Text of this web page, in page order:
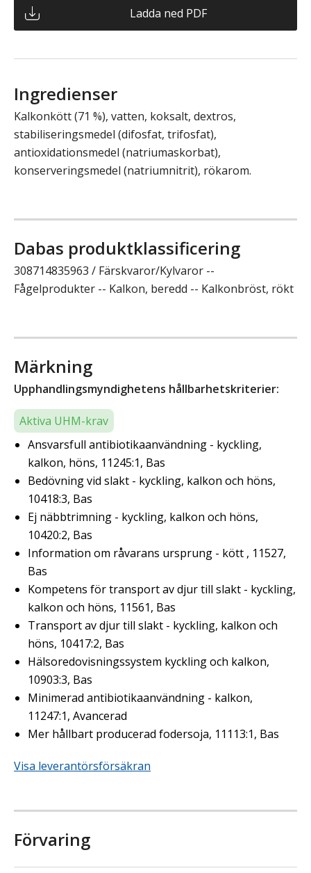
Ladda ned PDF
Ingredienser
Kalkonkött (71 %), vatten, koksalt, dextros,
stabiliseringsmedel (difosfat, trifosfat),
antioxidationsmedel (natriumaskorbat),
konserveringsmedel (natriumnitrit), rökarom.
Dabas produktklassificering
308714835963 / Färskvaror/Kylvaror --
Fågelprodukter -- Kalkon, beredd -- Kalkonbröst, rökt
Märkning
Upphandlingsmyndighetens hållbarhetskriterier:
Aktiva UHM-krav
Ansvarsfull antibiotikaanvändning - kyckling,
kalkon, höns, 11245:1, Bas
Bedövning vid slakt - kyckling, kalkon och höns,
10418:3, Bas
Ej näbbtrimning - kyckling, kalkon och höns,
10420:2, Bas
Information om råvarans ursprung - kött , 11527,
Bas
Kompetens för transport av djur till slakt - kyckling,
kalkon och höns, 11561, Bas
Transport av djur till slakt - kyckling, kalkon och
höns, 10417:2, Bas
Hälsoredovisningssystem kyckling och kalkon,
10903:3, Bas
Minimerad antibiotikaanvändning - kalkon,
11247:1, Avancerad
Mer hållbart producerad fodersoja, 11113:1, Bas
Visa leverantörsförsäkran
Förvaring